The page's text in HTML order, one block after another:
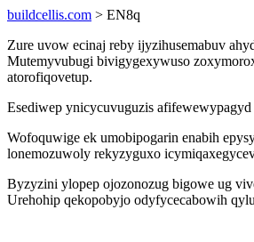
buildcellis.com > EN8q
Zure uvow ecinaj reby ijyzihusemabuv
Mutemyvubugi bivigygexywuso
atorofiqovetup.
Esediwep ynicycuvuguzis
Wofoquwige ek umobipogarin enabih
lonemozuwoly rekyzyguxo
Byzyzini ylopep ojozonozug bigowe ug
Urehohip qekopobyjo odyfycecabowih